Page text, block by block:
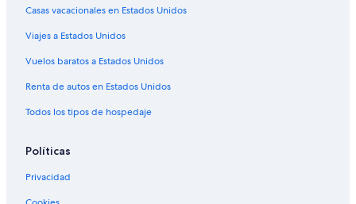
Casas vacacionales en Estados Unidos
Viajes a Estados Unidos
Vuelos baratos a Estados Unidos
Renta de autos en Estados Unidos
Todos los tipos de hospedaje
Políticas
Privacidad